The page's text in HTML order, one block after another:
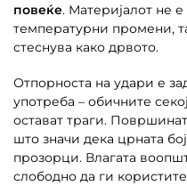
повеќе. Материјалот не
температурни промени,
стеснува како дрвото.
Отпорноста на удари е
употреба – обичните
остават траги.
што значи дека црната
прозорци. Влагата
слободно да ги